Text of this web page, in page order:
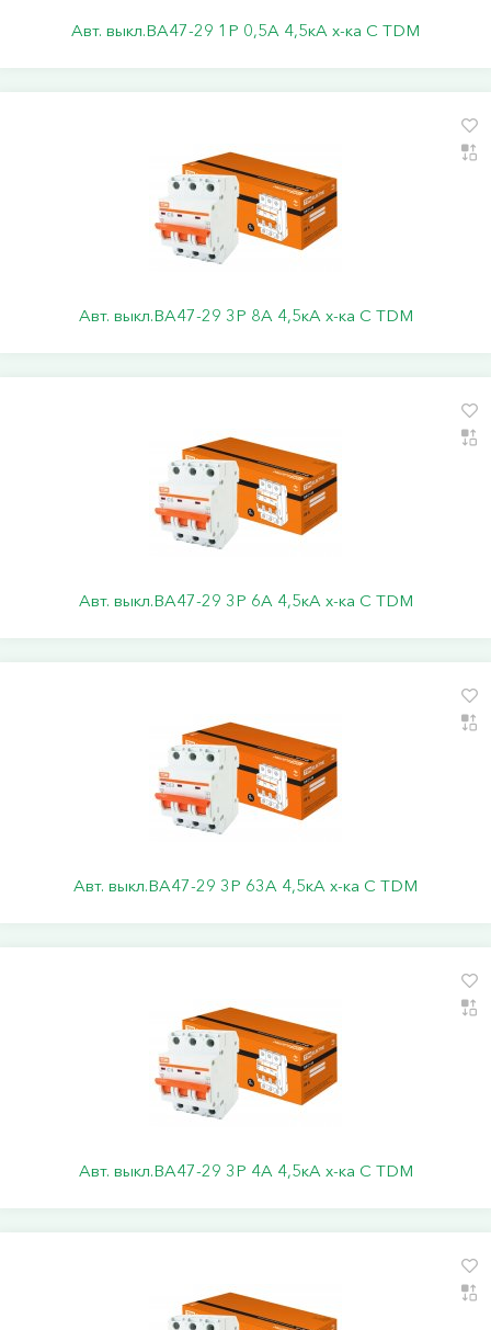
Авт. выкл.ВА47-29 1Р 0,5А 4,5кА х-ка С TDM
Авт. выкл.ВА47-29 3Р 8А 4,5кА х-ка С TDM
Авт. выкл.ВА47-29 3Р 6А 4,5кА х-ка С TDM
Авт. выкл.ВА47-29 3Р 63А 4,5кА х-ка С TDM
Авт. выкл.ВА47-29 3Р 4А 4,5кА х-ка С TDM